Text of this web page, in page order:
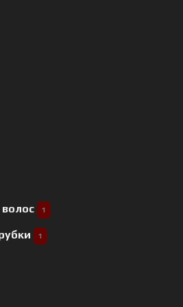
1
1